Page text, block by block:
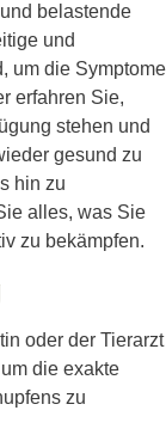
belastende
und
um die Symptome
erfahren Sie,
stehen und
gesund zu
hin zu
alles, was Sie
zu bekämpfen.
oder der Tierarzt
die exakte
zu